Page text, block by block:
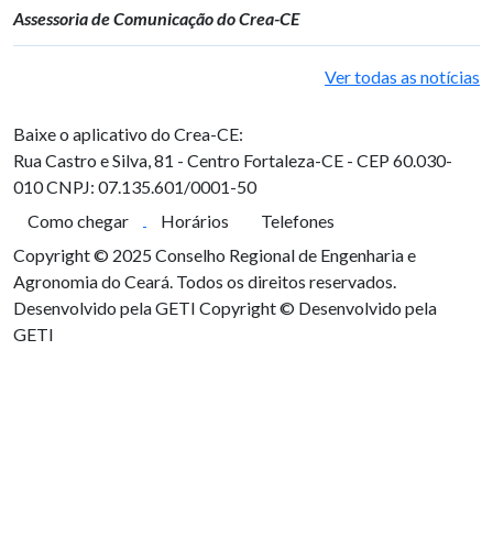
Assessoria de Comunicação do Crea-CE
Ver todas as notícias
Baixe o aplicativo do Crea-CE:
Rua Castro e Silva, 81 - Centro Fortaleza-CE - CEP 60.030-
010CNPJ: 07.135.601/0001-50
Como chegar
Horários
Telefones
Copyright © 2025 Conselho Regional de Engenharia e
Agronomia do Ceará. Todos os direitos reservados.
Desenvolvido pela GETI Copyright © Desenvolvido pela
GETI